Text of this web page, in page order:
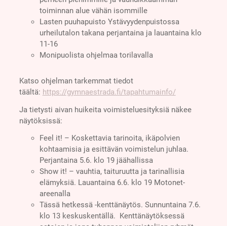
toiminnan alue vähän isommille
Lasten puuhapuisto Ystävyydenpuistossa
urheilutalon takana perjantaina ja lauantaina klo
11-16
Monipuolista ohjelmaa torilavalla
Katso ohjelman tarkemmat tiedot
täältä: https://gymnaestrada.fi/tapahtumainfo/
Ja tietysti aivan huikeita voimisteluesityksiä näkee
näytöksissä:
Feel it! – Koskettavia tarinoita, ikäpolvien
kohtaamisia ja esittävän voimistelun juhlaa.
Perjantaina 5.6. klo 19 jäähallissa
Show it! – vauhtia, taituruutta ja tarinallisia
elämyksiä. Lauantaina 6.6. klo 19 Motonet-
areenalla
Tässä hetkessä -kenttänäytös. Sunnuntaina 7.6.
klo 13 keskuskentällä. Kenttänäytöksessä